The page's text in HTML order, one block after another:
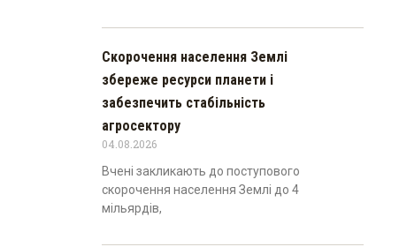
Скорочення населення Землі
збереже ресурси планети і
забезпечить стабільність
агросектору
04.08.2026
Вчені закликають до поступового
скорочення населення Землі до 4
мільярдів,